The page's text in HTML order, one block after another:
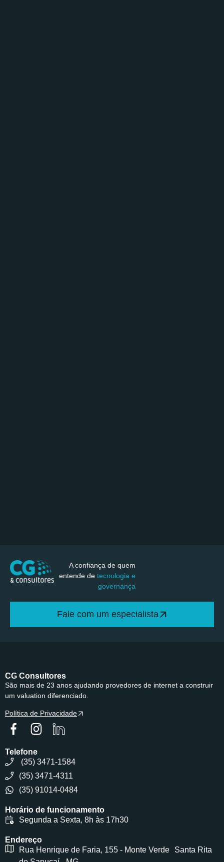
A confiança de quem
entende de tecnologia e
governança
Fale com um especialista
CG Consultores
São mais de 23 anos ajudando provedores de internet a construir
um valuation diferenciado.
Política de Privacidade
Telefone
(35) 3471-1584
(35) 3471-4311
(35) 91014-0484
Horário de funcionamento
Segunda a Sexta, 8h às 17h30
Endereço
Rua Henrique de Faria, 155 - Monte Verde Santa Rita